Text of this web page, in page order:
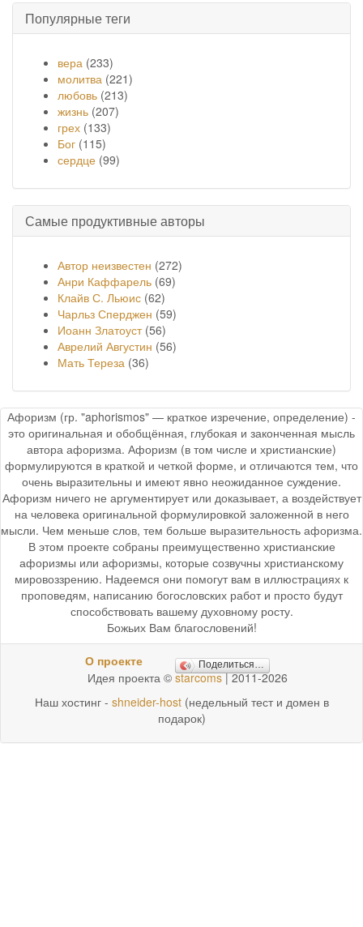
Популярные теги
вера (233)
молитва (221)
любовь (213)
жизнь (207)
грех (133)
Бог (115)
сердце (99)
Самые продуктивные авторы
Автор неизвестен (272)
Анри Каффарель (69)
Клайв С. Льюис (62)
Чарльз Сперджен (59)
Иоанн Златоуст(56)
Аврелий Августин (56)
Мать Тереза (36)
Афоризм (гр. "aphorismos" — краткое изречение, определение) -
это оригинальная и обобщённая, глубокая и законченная мысль
автора афоризма. Афоризм (в том числе и христианские)
формулируются в краткой и четкой форме, и отличаются тем, что
очень выразительны и имеют явно неожиданное суждение.
Афоризм ничего не аргументирует или доказывает, а воздействует
на человека оригинальной формулировкой заложенной в него
мысли. Чем меньше слов, тем больше выразительность афоризма.
В этом проекте собраны преимущественно христианские
афоризмы или афоризмы, которые созвучны христианскому
мировоззрению. Надеемся они помогут вам в иллюстрациях к
проповедям, написанию богословских работ и просто будут
способствовать вашему духовному росту.
Божьих Вам благословений!
О проекте Поделиться…
Идея проекта © starcoms| 2011-2026
Наш хостинг - shneider-host(недельный тест и домен в
подарок)